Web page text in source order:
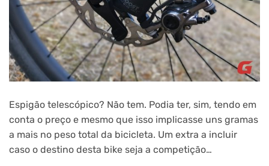
Espigão telescópico? Não tem. Podia ter, sim, tendo em
conta o preço e mesmo que isso implicasse uns gramas
a mais no peso total da bicicleta. Um extra a incluir
caso o destino desta bike seja a competição…